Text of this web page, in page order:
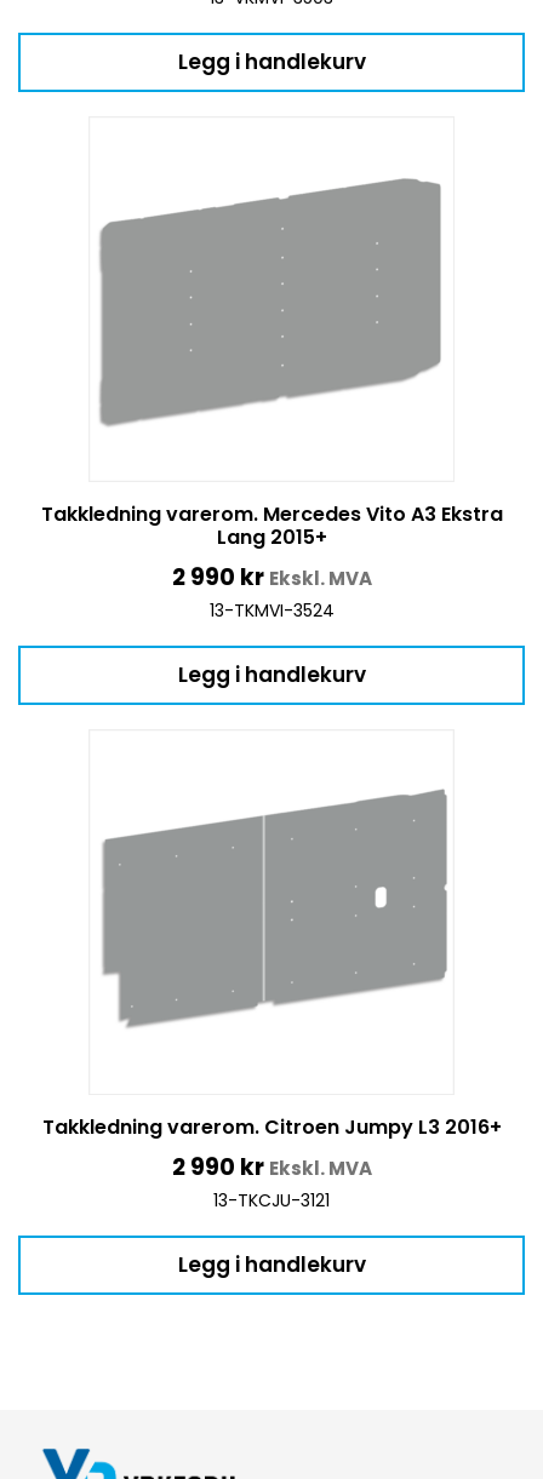
Legg i handlekurv
Takkledning varerom. Mercedes Vito A3 Ekstra
Lang 2015+
2 990 kr Ekskl. MVA
13-TKMVI-3524
Legg i handlekurv
Takkledning varerom. Citroen Jumpy L3 2016+
2 990 kr Ekskl. MVA
13-TKCJU-3121
Legg i handlekurv